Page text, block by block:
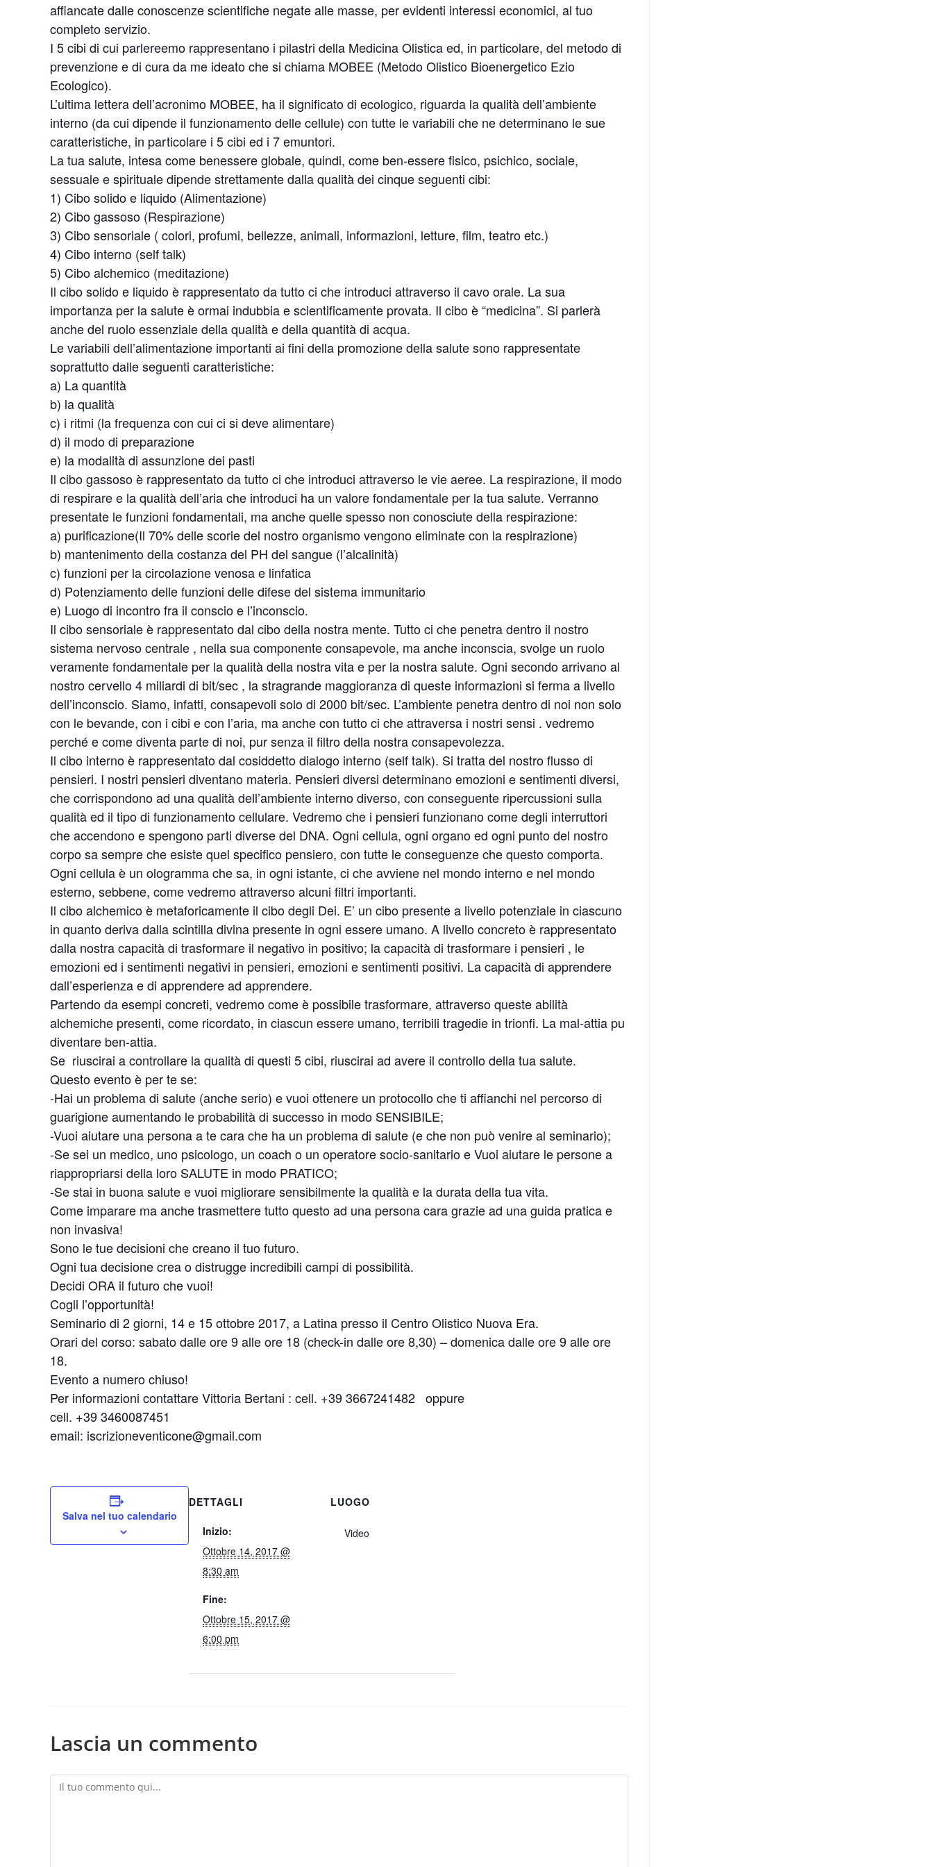
affiancate dalle conoscenze scientifiche negate alle masse, per evidenti interessi economici, al tuo
completo servizio.
I 5 cibi di cui parlereemo rappresentano i pilastri della Medicina Olistica ed, in particolare, del metodo di
prevenzione e di cura da me ideato che si chiama MOBEE (Metodo Olistico Bioenergetico Ezio
Ecologico).
L’ultima lettera dell’acronimo MOBEE, ha il significato di ecologico, riguarda la qualità dell’ambiente
interno (da cui dipende il funzionamento delle cellule) con tutte le variabili che ne determinano le sue
caratteristiche, in particolare i 5 cibi ed i 7 emuntori.
La tua salute, intesa come benessere globale, quindi, come ben-essere fisico, psichico, sociale,
sessuale e spirituale dipende strettamente dalla qualità dei cinque seguenti cibi:
1) Cibo solido e liquido (Alimentazione)
2) Cibo gassoso (Respirazione)
3) Cibo sensoriale ( colori, profumi, bellezze, animali, informazioni, letture, film, teatro etc.)
4) Cibo interno (self talk)
5) Cibo alchemico (meditazione)
Il cibo solido e liquido è rappresentato da tutto ci che introduci attraverso il cavo orale. La sua
importanza per la salute è ormai indubbia e scientificamente provata. Il cibo è “medicina”. Si parlerà
anche del ruolo essenziale della qualità e della quantità di acqua.
Le variabili dell’alimentazione importanti ai fini della promozione della salute sono rappresentate
soprattutto dalle seguenti caratteristiche:
a) La quantità
b) la qualità
c) i ritmi (la frequenza con cui ci si deve alimentare)
d) il modo di preparazione
e) la modalità di assunzione dei pasti
Il cibo gassoso è rappresentato da tutto ci che introduci attraverso le vie aeree. La respirazione, il modo
di respirare e la qualità dell’aria che introduci ha un valore fondamentale per la tua salute. Verranno
presentate le funzioni fondamentali, ma anche quelle spesso non conosciute della respirazione:
a) purificazione(Il 70% delle scorie del nostro organismo vengono eliminate con la respirazione)
b) mantenimento della costanza del PH del sangue (l’alcalinità)
c) funzioni per la circolazione venosa e linfatica
d) Potenziamento delle funzioni delle difese del sistema immunitario
e) Luogo di incontro fra il conscio e l’inconscio.
Il cibo sensoriale è rappresentato dal cibo della nostra mente. Tutto ci che penetra dentro il nostro
sistema nervoso centrale , nella sua componente consapevole, ma anche inconscia, svolge un ruolo
veramente fondamentale per la qualità della nostra vita e per la nostra salute. Ogni secondo arrivano al
nostro cervello 4 miliardi di bit/sec , la stragrande maggioranza di queste informazioni si ferma a livello
dell’inconscio. Siamo, infatti, consapevoli solo di 2000 bit/sec. L’ambiente penetra dentro di noi non solo
con le bevande, con i cibi e con l’aria, ma anche con tutto ci che attraversa i nostri sensi . vedremo
perché e come diventa parte di noi, pur senza il filtro della nostra consapevolezza.
Il cibo interno è rappresentato dal cosiddetto dialogo interno (self talk). Si tratta del nostro flusso di
pensieri. I nostri pensieri diventano materia. Pensieri diversi determinano emozioni e sentimenti diversi,
che corrispondono ad una qualità dell’ambiente interno diverso, con conseguente ripercussioni sulla
qualità ed il tipo di funzionamento cellulare. Vedremo che i pensieri funzionano come degli interruttori
che accendono e spengono parti diverse del DNA. Ogni cellula, ogni organo ed ogni punto del nostro
corpo sa sempre che esiste quel specifico pensiero, con tutte le conseguenze che questo comporta.
Ogni cellula è un ologramma che sa, in ogni istante, ci che avviene nel mondo interno e nel mondo
esterno, sebbene, come vedremo attraverso alcuni filtri importanti.
Il cibo alchemico è metaforicamente il cibo degli Dei. E’ un cibo presente a livello potenziale in ciascuno
in quanto deriva dalla scintilla divina presente in ogni essere umano. A livello concreto è rappresentato
dalla nostra capacità di trasformare il negativo in positivo; la capacità di trasformare i pensieri , le
emozioni ed i sentimenti negativi in pensieri, emozioni e sentimenti positivi. La capacità di apprendere
dall’esperienza e di apprendere ad apprendere.
Partendo da esempi concreti, vedremo come è possibile trasformare, attraverso queste abilità
alchemiche presenti, come ricordato, in ciascun essere umano, terribili tragedie in trionfi. La mal-attia pu
diventare ben-attia.
Se riuscirai a controllare la qualità di questi 5 cibi, riuscirai ad avere il controllo della tua salute.
Questo evento è per te se:
-Hai un problema di salute (anche serio) e vuoi ottenere un protocollo che ti affianchi nel percorso di
guarigione aumentando le probabilità di successo in modo SENSIBILE;
-Vuoi aiutare una persona a te cara che ha un problema di salute (e che non può venire al seminario);
-Se sei un medico, uno psicologo, un coach o un operatore socio-sanitario e Vuoi aiutare le persone a
riappropriarsi della loro SALUTE in modo PRATICO;
-Se stai in buona salute e vuoi migliorare sensibilmente la qualità e la durata della tua vita.
Come imparare ma anche trasmettere tutto questo ad una persona cara grazie ad una guida pratica e
non invasiva!
Sono le tue decisioni che creano il tuo futuro.
Ogni tua decisione crea o distrugge incredibili campi di possibilità.
Decidi ORA il futuro che vuoi!
Cogli l’opportunità!
Seminario di 2 giorni, 14 e 15 ottobre 2017, a Latina presso il Centro Olistico Nuova Era.
Orari del corso: sabato dalle ore 9 alle ore 18 (check-in dalle ore 8,30) – domenica dalle ore 9 alle ore
18.
Evento a numero chiuso!
Per informazioni contattare Vittoria Bertani : cell. +39 3667241482 oppure
cell. +39 3460087451
email: iscrizioneventicone@gmail.com
Salva nel tuo calendario
DETTAGLI
Inizio:
Ottobre 14, 2017 @
8:30 am
Fine:
Ottobre 15, 2017 @
6:00 pm
LUOGO
Video
Lascia un commento